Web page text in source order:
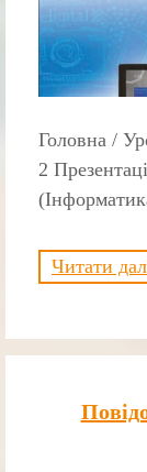
Головна /
2
Читати